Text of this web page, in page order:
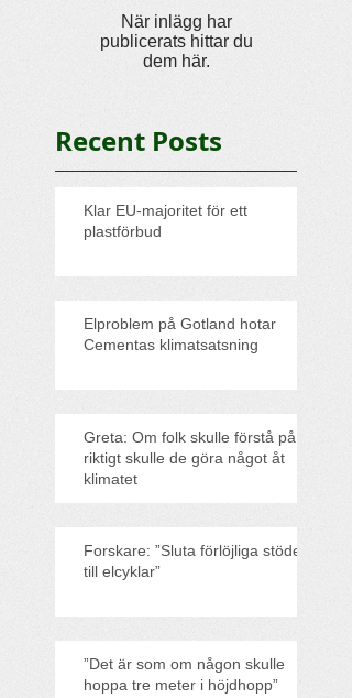
Recent Posts
När inlägg har
publicerats hittar du
dem här.
Klar EU-majoritet för ett
plastförbud
Elproblem på Gotland hotar
Cementas klimatsatsning
Greta: Om folk skulle förstå på
riktigt skulle de göra något åt
klimatet
Forskare: ”Sluta förlöjliga stödet
till elcyklar”
”Det är som om någon skulle
hoppa tre meter i höjdhopp”